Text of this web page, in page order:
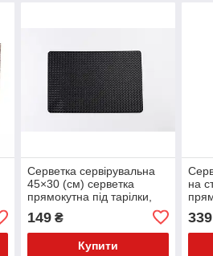
Серветка сервірувальна
45×30 (см) серветка
прямокутна під тарілки,
прилади для сервірування
столу Чорний HP-35-9BE
149₴
Купити
на
339